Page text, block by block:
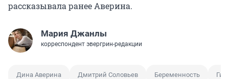
рассказывала ранее Аверина.
Мария Джанлы
корреспондент эвергрин-редакции
Дина Аверина Дмитрий Соловьев Беременность